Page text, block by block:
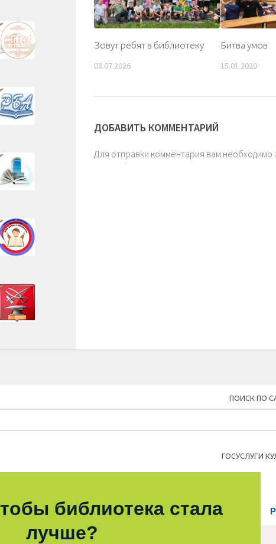
Зовут ребят в библиотеку
03.07.2026
Битва умов
15.01.2020
ДОБАВИТЬ КОММЕНТАРИЙ
Для отправки комментария вам необходимо
ПОИСК ПО
ГОСУСЛУГИ
библиотека стала
лучше?